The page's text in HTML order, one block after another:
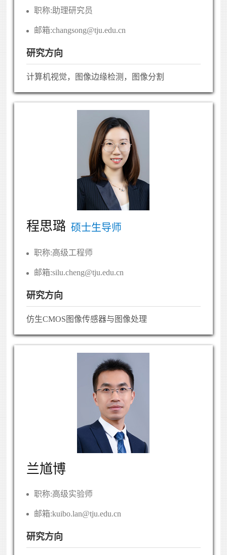
职称:助理研究员
邮箱:changsong@tju.edu.cn
研究方向
计算机视觉，图像边缘检测，图像分割
程思璐 硕士生导师
职称:高级工程师
邮箱:silu.cheng@tju.edu.cn
研究方向
仿生CMOS图像传感器与图像处理
兰馗博
职称:高级实验师
邮箱:kuibo.lan@tju.edu.cn
研究方向